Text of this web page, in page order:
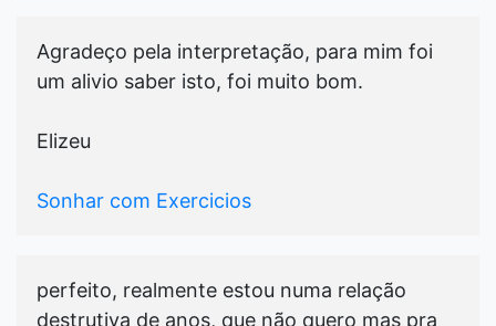
Agradeço pela interpretação, para mim foi
um alivio saber isto, foi muito bom.
Elizeu
Sonhar com Exercicios
perfeito, realmente estou numa relação
destrutiva de anos, que não quero mas pra